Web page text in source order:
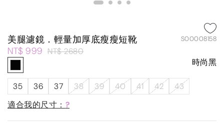
美腿濾鏡．輕量加厚底瘦瘦短靴 S00008158
NT$ 999 NT$ 2680
時尚黑
35 36 37 38 39 40 41 42
43
適合我的尺寸： ?